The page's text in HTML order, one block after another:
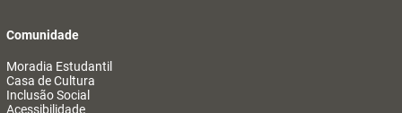
Comunidade
Moradia Estudantil
Casa de Cultura
Inclusão Social
Acessibilidade